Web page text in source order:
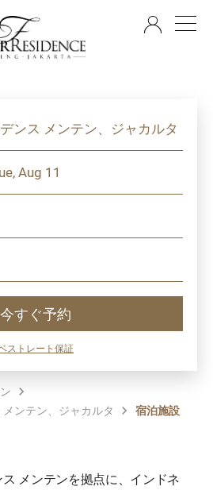
ンス メンテン、ジャカルタ
Aug 11
今すぐ予約
ストレート保証
ンテン、ジャカルタ
宿泊施設
メンテンを拠点に、インドネ